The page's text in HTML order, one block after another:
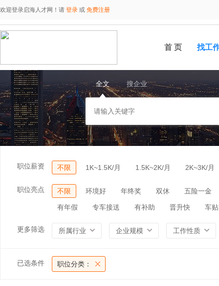
欢迎登录启海人才网！请 登录 或 免费注册
首 页 找工
全文 搜企业
职位薪资 不限 1K~1.5K/月 1.5K~2K/月 2K~3K/月
职位亮点 不限 环境好 年终奖 双休 五险一金
有年假 专车接送 有补助 晋升快 车贴
更多筛选 所属行业 企业规模 工作性质
已选条件 职位分类：